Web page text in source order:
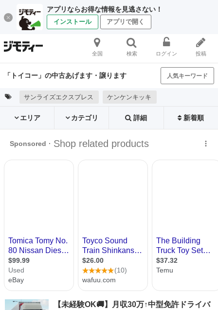
アプリならお得な情報を見逃さない！
インストール アプリで開く
全国 検索 ログイン 投稿
「トイコー」の中古あげます・譲ります 人気キーワード
サンライズエクスプレス ケンケンキッキ
エリア カテゴリ 詳細 新着順
【未経験OK🚚】月収30万↑中型免許ドライバ